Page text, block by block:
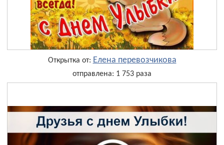
Открытка от: Елена перевозчикова
отправлена: 1 753 раза